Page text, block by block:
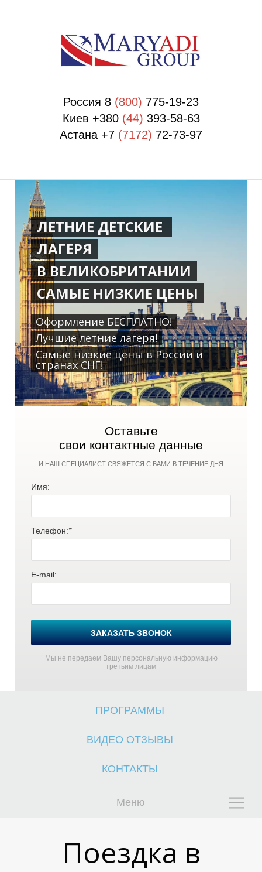
Россия 8 (800) 775-19-23
Киев +380 (44) 393-58-63
Астана +7 (7172) 72-73-97
ЛЕТНИЕ ДЕТСКИЕ
ЛАГЕРЯ
В ВЕЛИКОБРИТАНИИ
САМЫЕ НИЗКИЕ ЦЕНЫ
Оформление БЕСПЛАТНО!
Лучшие летние лагеря!
Самые низкие цены в России и
странах СНГ!
Оставьте
свои контактные данные
И НАШ СПЕЦИАЛИСТ СВЯЖЕТСЯ С ВАМИ В ТЕЧЕНИЕ ДНЯ
Имя:
Телефон:*
E-mail:
ЗАКАЗАТЬ ЗВОНОК
Мы не передаем Вашу персональную информацию
третьим лицам
ПРОГРАММЫ
ВИДЕО ОТЗЫВЫ
КОНТАКТЫ
Меню
П
Р
О
Поездка в
П
Р
О